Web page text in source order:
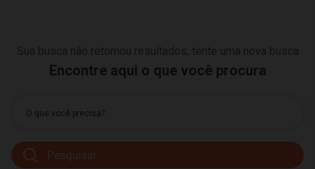
Nenhum resultado encontrado
Encontre aqui o que você procura